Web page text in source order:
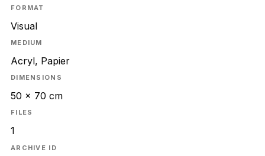
FORMAT
Visual
MEDIUM
Acryl, Papier
DIMENSIONS
50 x 70 cm
FILES
1
ARCHIVE ID